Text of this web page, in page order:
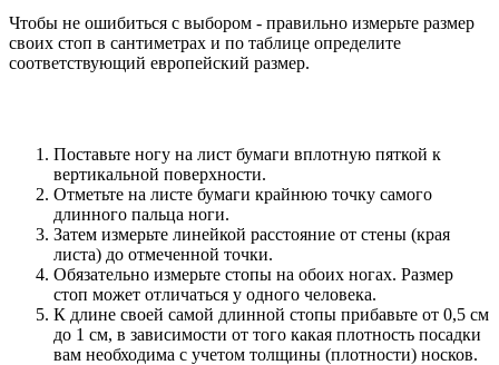
Чтобы не ошибиться с выбором - правильно измерьте размер
своих стоп в сантиметрах и по таблице определите
соответствующий европейский размер.
Поставьте ногу на лист бумаги вплотную пяткой к
вертикальной поверхности.
Отметьте на листе бумаги крайнюю точку самого
длинного пальца ноги.
Затем измерьте линейкой расстояние от стены (края
листа) до отмеченной точки.
Обязательно измерьте стопы на обоих ногах. Размер
стоп может отличаться у одного человека.
К длине своей самой длинной стопы прибавьте от 0,5 см
до 1 см, в зависимости от того какая плотность посадки
вам необходима с учетом толщины (плотности) носков.